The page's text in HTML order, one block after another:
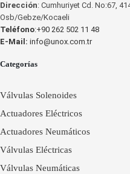
Dirección: Cumhuriyet Cd. No:67,
Osb/Gebze/Kocaeli
Teléfono:+90 262 502 11 48
E-Mail: info@unox.com.tr
Categorías
Válvulas Solenoides
Actuadores Eléctricos
Actuadores Neumáticos
Válvulas Eléctricas
Válvulas Neumáticas